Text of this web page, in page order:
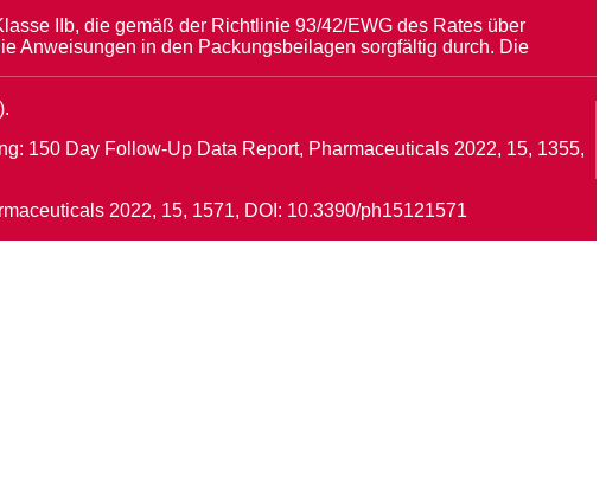
IIb, die gemäß der Richtlinie 93/42/EWG des Rates über
Anweisungen in den Packungsbeilagen sorgfältig durch. Die
150 Day Follow-Up Data Report, Pharmaceuticals 2022, 15, 1355,
2022, 15, 1571, DOI: 10.3390/ph15121571